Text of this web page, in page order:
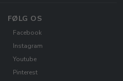
FØLG OS
Facebook
Instagram
Youtube
Pinterest